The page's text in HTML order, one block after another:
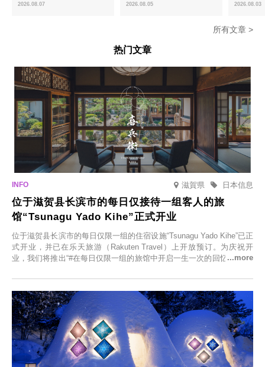
中旬起限时发售
2026.08.07
治抹茶提拉米苏”全新登场
2026.08.05 2026.08.03
所有文章 >
热门文章
滋賀県 日本信息
位于滋贺县长滨市的每日仅接待一组客人的旅
馆“Tsunagu Yado Kihe”正式开业
位于滋贺县长滨市的每日仅限一组的住宿设施“Tsunagu Yado Kihe”已正
式开业，并已在乐天旅游（Rakuten Travel）上开放预订。为庆祝开
业，我们将推出“#在每日仅限一组的旅馆中开启一生一次的回忆之旅”活
在此与重要之人共度一段难忘的特别时光。